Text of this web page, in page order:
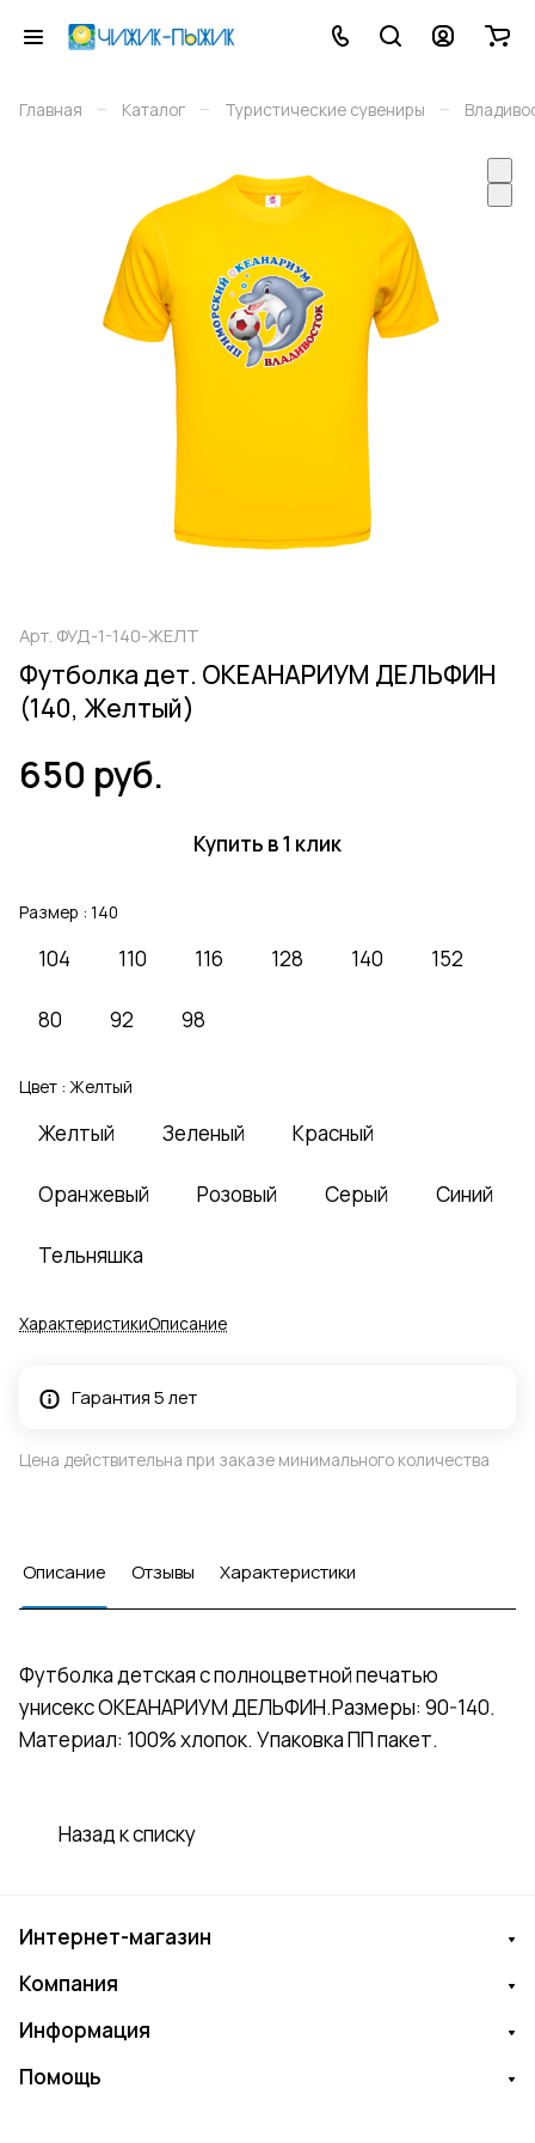
Главная – Каталог – Туристические сувениры –
Арт. ФУД-1-140-ЖЕЛТ
Футболка дет. ОКЕАНАРИУМ ДЕЛЬФИН
(140, Желтый)
650 руб.
Купить в 1 клик
Размер : 140
104 110 116 128 140 152
80 92 98
Цвет : Желтый
Желтый Зеленый Красный
Оранжевый Розовый Серый Синий
Тельняшка
ХарактеристикиОписание
Гарантия 5 лет
Цена действительна при заказе минимального количества
Описание Отзывы Характеристики
Футболка детская с полноцветной печатью
унисекс ОКЕАНАРИУМ ДЕЛЬФИН.Размеры: 90-140.
Материал: 100% хлопок. Упаковка ПП пакет.
Назад к списку
Интернет-магазин
Компания
Информация
Помощь